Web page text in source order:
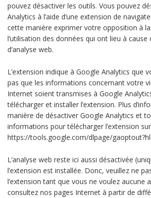
pouvez désactiver les outils. Vous pouvez
Analytics à l’aide d’une extension de
cette manière exprimer votre opposition à
l’utilisation des données qui ont lieu à
d’analyse web.
L’extension indique à Google Analytics que
pas que les informations concernant votre
Internet soient transmises à Google
télécharger et installer l’extension. Plus
manière de désactiver Google Analytics et
informations pour télécharger l’extension sur
https://tools.google.com/dlpage/
L’analyse web reste ici aussi désactivée
l’extension est installée. Donc, veuillez ne
l’extension tant que vous ne voulez aucune
consultez nos pages Internet à partir de